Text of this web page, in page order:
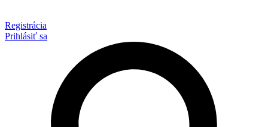
Registrácia
Prihlásiť sa